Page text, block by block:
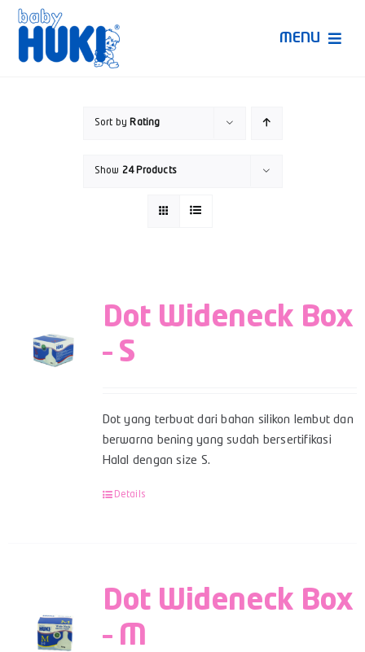
Skip
content
MENU
Sort by Rating
Show 24 Products
Dot Wideneck Box
– S
Dot yang terbuat dari bahan silikon lembut dan
berwarna bening yang sudah bersertifikasi
Halal dengan size S.
Details
Dot Wideneck Box
– M